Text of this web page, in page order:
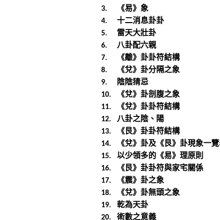
3. 《易》象
4. 十二消息卦卦
5. 雷天大壯卦
6. 八卦配六親
7. 《離》卦卦符結構
8. 《兌》卦分隔之象
9. 陰陰猜忌
10. 《兌》卦剖腹之象
11. 《兌》卦卦符結構
12. 八卦之陰、陽
13. 《艮》卦卦符結構
14. 《兌》卦及《艮》卦現象一
15. 以少領多的《易》理原則
16. 《艮》卦卦符與家宅關係
17. 《震》卦之象
18. 《兌》卦無頭之象
19. 乾為天卦
20. 術數之意義